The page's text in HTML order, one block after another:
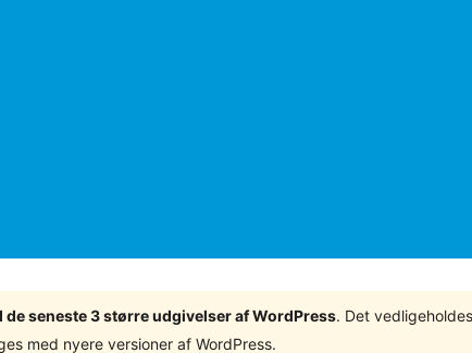
de seneste 3 større udgivelser af WordPress. Det
med nyere versioner af WordPress.